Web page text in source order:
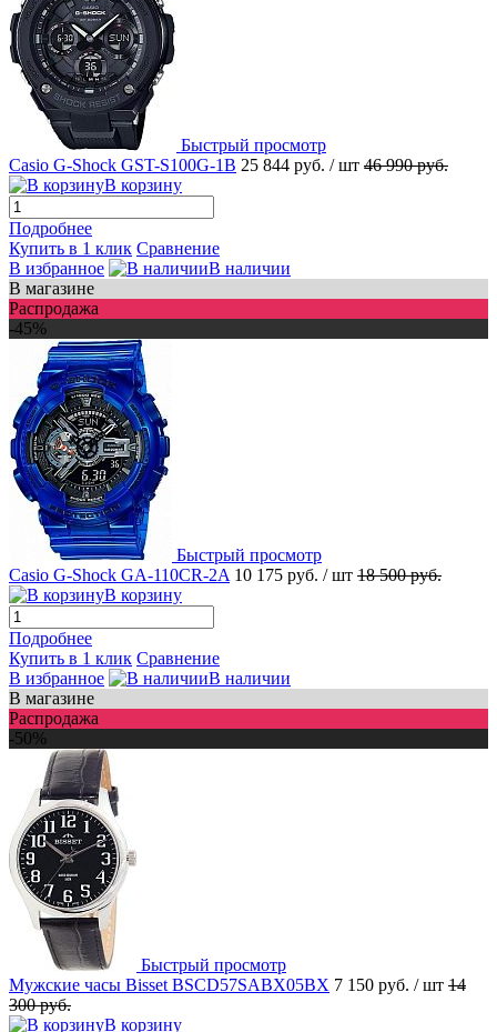
Быстрый просмотр
Casio G-Shock GST-S100G-1B 25 844 руб. / шт 46 990 руб.
В корзину
Подробнее
Купить в 1 клик Сравнение
В избранное
В наличии
В магазине
Распродажа
-45%
Быстрый просмотр
Casio G-Shock GA-110CR-2A 10 175 руб. / шт 18 500 руб.
В корзину
Подробнее
Купить в 1 клик Сравнение
В избранное
В наличии
В магазине
Распродажа
-50%
Быстрый просмотр
Мужские часы Bisset BSCD57SABX05BX 7 150 руб. / шт 14
300 руб.
В корзину